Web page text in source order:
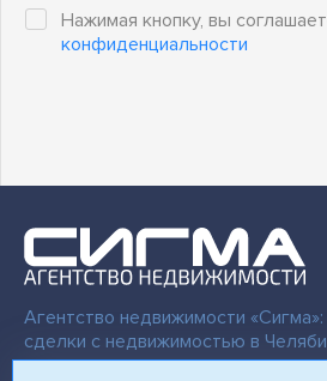
Нажимая кнопку, вы
конфиденциальности
Агентство недвижимости «Сигма»:
сделки с недвижимостью в